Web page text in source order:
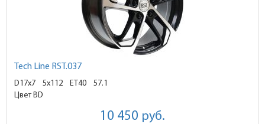
Tech Line RST.037
D17x7 5x112 ET40
57.1
Цвет BD
10 450 руб.